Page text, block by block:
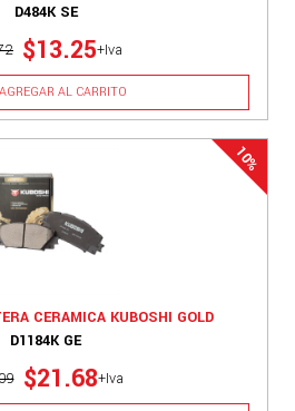
D484K SE
$13.25+Iva
AGREGAR AL CARRITO
CERAMICA KUBOSHI GOLD
D1184K GE
$21.68+Iva